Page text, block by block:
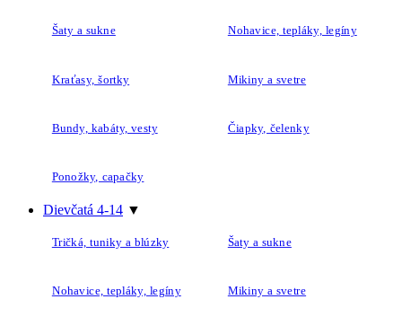
Šaty a sukne Nohavice, tepláky, legíny
Kraťasy, šortky Mikiny a svetre
Bundy, kabáty, vesty Čiapky, čelenky
Ponožky, capačky
Dievčatá 4-14 ▼
Tričká, tuniky a blúzky Šaty a sukne
Nohavice, tepláky, legíny Mikiny a svetre